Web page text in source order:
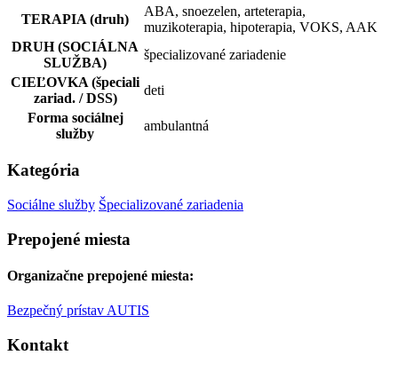
TERAPIA (druh)
ABA, snoezelen, arteterapia,
muzikoterapia, hipoterapia, VOKS, AAK
DRUH (SOCIÁLNA
SLUŽBA)
špecializované zariadenie
CIEĽOVKA (špeciali
zariad. / DSS)
deti
Forma sociálnej
služby
ambulantná
Kategória
Sociálne služby Špecializované zariadenia
Prepojené miesta
Organizačne prepojené miesta:
Bezpečný prístav AUTIS
Kontakt